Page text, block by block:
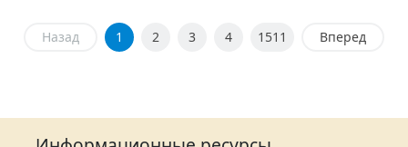
Назад 1 2 3 4 1511 Вперед